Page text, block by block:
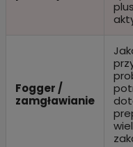
Fogger /
zamgławianie